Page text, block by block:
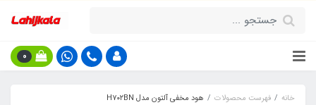
0
خانه فهرست محصولات هود مخفی آلتون مدل H۷۰۲BN